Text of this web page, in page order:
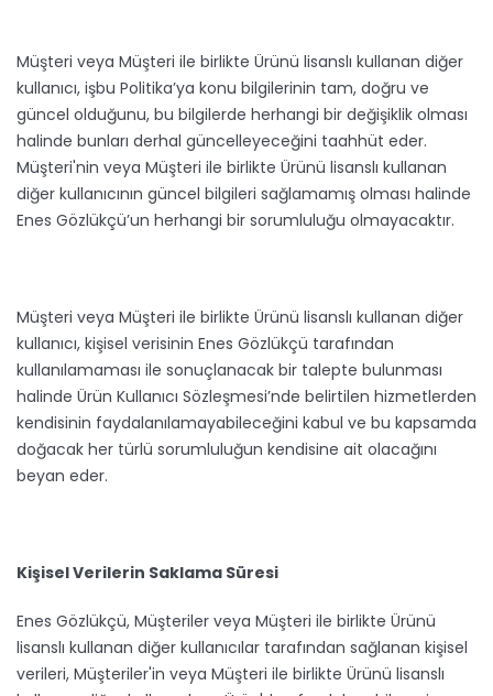
Müşteri veya Müşteri ile birlikte Ürünü lisanslı kullanan diğer
kullanıcı, işbu Politika’ya konu bilgilerinin tam, doğru ve
güncel olduğunu, bu bilgilerde herhangi bir değişiklik olması
halinde bunları derhal güncelleyeceğini taahhüt eder.
Müşteri'nin veya Müşteri ile birlikte Ürünü lisanslı kullanan
diğer kullanıcının güncel bilgileri sağlamamış olması halinde
Enes Gözlükçü’un herhangi bir sorumluluğu olmayacaktır.
Müşteri veya Müşteri ile birlikte Ürünü lisanslı kullanan diğer
kullanıcı, kişisel verisinin Enes Gözlükçü tarafından
kullanılamaması ile sonuçlanacak bir talepte bulunması
halinde Ürün Kullanıcı Sözleşmesi’nde belirtilen hizmetlerden
kendisinin faydalanılamayabileceğini kabul ve bu kapsamda
doğacak her türlü sorumluluğun kendisine ait olacağını
beyan eder.
Kişisel Verilerin Saklama Süresi
Enes Gözlükçü, Müşteriler veya Müşteri ile birlikte Ürünü
lisanslı kullanan diğer kullanıcılar tarafından sağlanan kişisel
verileri, Müşteriler'in veya Müşteri ile birlikte Ürünü lisanslı